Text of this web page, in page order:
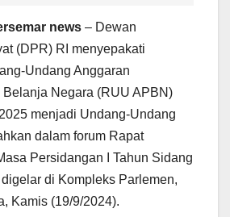
news – Dewan
(DPR) RI menyepakati
Undang Anggaran
Belanja Negara (RUU APBN)
menjadi Undang-Undang
dalam forum Rapat
Persidangan I Tahun Sidang
di Kompleks Parlemen,
Kamis (19/9/2024).